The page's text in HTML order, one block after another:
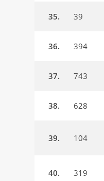
35. 39
36. 394
37. 743
38. 628
39. 104
40. 319